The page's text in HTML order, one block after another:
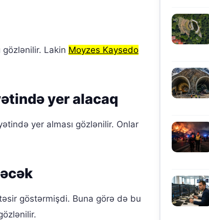
gözlənilir. Lakin Moyzes Kaysedo
yer alacaq
yer alması gözlənilir. Onlar
göstərmişdi. Buna görə də bu